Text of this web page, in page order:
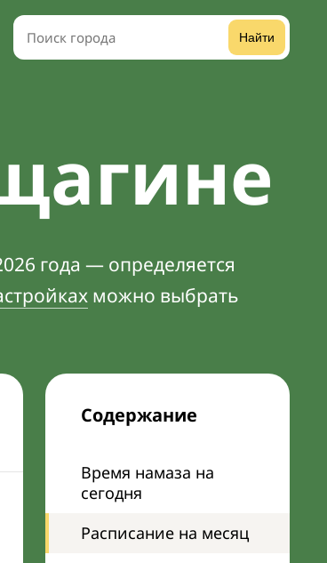
Найти
года — определяется
можно выбрать
Содержание
Время намаза на
сегодня
Расписание на месяц